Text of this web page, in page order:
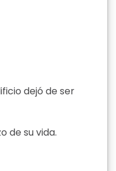
dejó de ser
de su vida.